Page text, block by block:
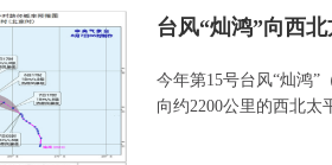
台风“灿鸿”向西
今年第15号台风“灿鸿”
向约2200公里的西北太